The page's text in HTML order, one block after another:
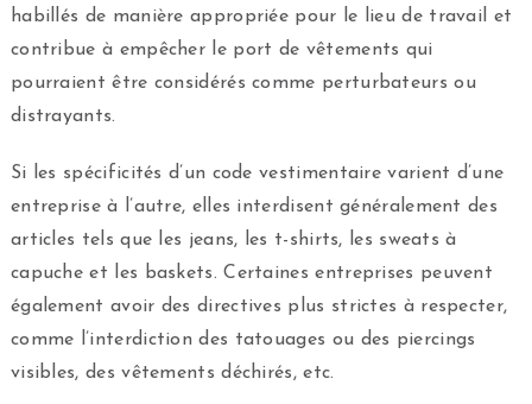
habillés de manière appropriée pour le lieu de travail et
contribue à empêcher le port de vêtements qui
pourraient être considérés comme perturbateurs ou
distrayants.
Si les spécificités d’un code vestimentaire varient d’une
entreprise à l’autre, elles interdisent généralement des
articles tels que les jeans, les t-shirts, les sweats à
capuche et les baskets. Certaines entreprises peuvent
également avoir des directives plus strictes à respecter,
comme l’interdiction des tatouages ou des piercings
visibles, des vêtements déchirés, etc.